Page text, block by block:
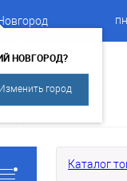
НОВГОРОД?
Изменить город
Каталог